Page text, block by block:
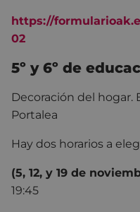
https://
02
5º y 6º de
Decoración del hogar.
Portalea
Hay dos horarios a
(5, 12, y 19 de
19:45